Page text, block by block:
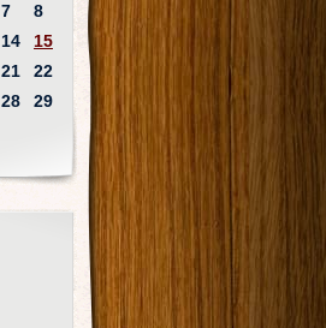
7
8
14
15
21
22
28
29